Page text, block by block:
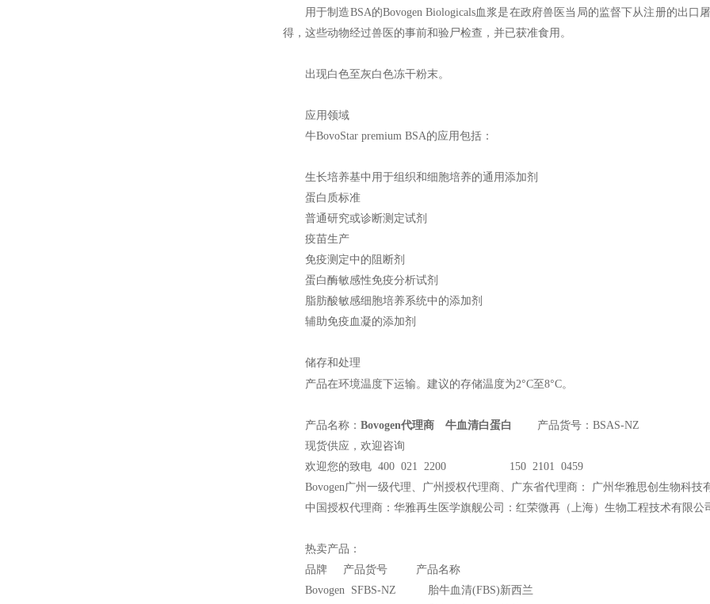
用于制造BSA的Bovogen Biologicals血浆是在政府兽医当局的监督下从注册的出
得，这些动物经过兽医的事前和验尸检查，并已获准食用。
出现白色至灰白色冻干粉末。
应用领域
牛BovoStar premium BSA的应用包括：
生长培养基中用于组织和细胞培养的通用添加剂
蛋白质标准
普通研究或诊断测定试剂
疫苗生产
免疫测定中的阻断剂
蛋白酶敏感性免疫分析试剂
脂肪酸敏感细胞培养系统中的添加剂
辅助免疫血凝的添加剂
储存和处理
产品在环境温度下运输。建议的存储温度为2°C至8°C。
产品名称： Bovogen代理商 牛血清白蛋白
产品货号：BSAS-NZ
现货供应，欢迎咨询
欢迎您的致电 400 021 2200 150 2101 0459
Bovogen广州一级代理、广州授权代理商、广东省代理商： 广州华雅思创生物科技
中国授权代理商：华雅再生医学旗舰公司：红荣微再（上海）生物工程技术有限公
热卖产品：
品牌 产品货号 产品名称
Bovogen SFBS-NZ 胎牛血清(FBS)新西兰